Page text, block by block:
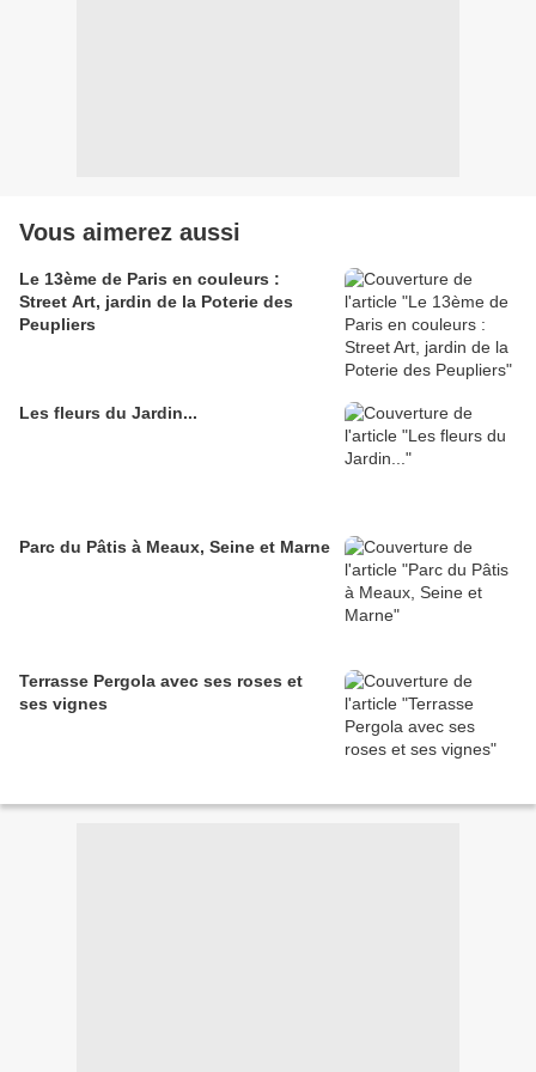
Vous aimerez aussi
Le 13ème de Paris en couleurs :
Street Art, jardin de la Poterie des
Peupliers
Les fleurs du Jardin...
Parc du Pâtis à Meaux, Seine et Marne
Terrasse Pergola avec ses roses et
ses vignes